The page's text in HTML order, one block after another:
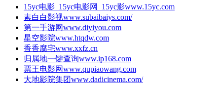
15yc电影_15yc电影网_15yc影www.15yc.com
素白白影视www.subaibaiys.com/
第一手游网www.diyiyou.com
星空影院www.htqdw.com
香香腐宅www.xxfz.cn
归属地一键查询www.ip168.com
票王电影网www.qupiaowang.com
大地影院集团www.dadicinema.com/